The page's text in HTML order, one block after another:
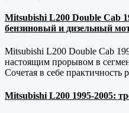
Mitsubishi L200 Double Cab
бензиновый и дизельный
Mitsubishi L200 Double Cab
настоящим прорывом в
Сочетая в себе практичность
Mitsubishi L200 1995-2005: